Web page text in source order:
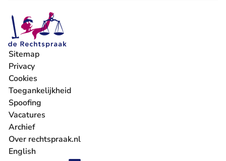
Sitemap
Privacy
Cookies
Toegankelijkheid
Spoofing
Vacatures
- U verlaat Rechtspraak.nl
Archief
Over rechtspraak.nl
English